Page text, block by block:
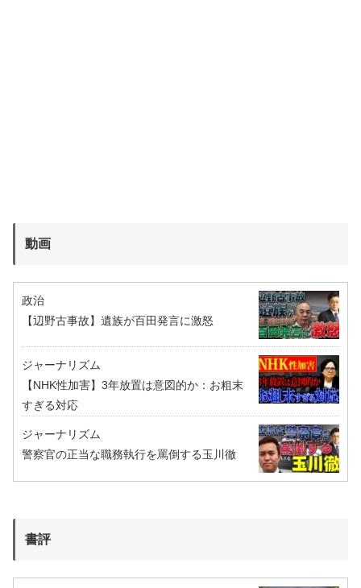
動画
政治
【辺野古事故】遺族が百田発言に激怒
ジャーナリズム
【NHK性加害】3年放置は意図的か：お粗末
すぎる対応
ジャーナリズム
警察官の正当な職務執行を罵倒する玉川徹
書評